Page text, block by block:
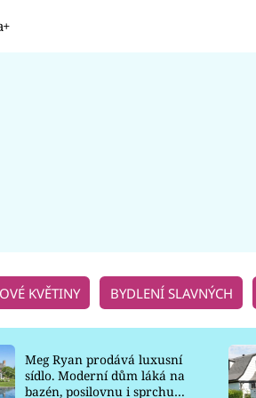
KVĚTINY BYDLENÍ SLAVNÝCH
Meg Ryan prodává luxusní
sídlo. Moderní dům láká na
bazén, posilovnu i sprchu